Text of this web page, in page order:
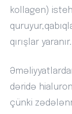
kollagen)
qırışlar yaranır.
dəridə
çünki